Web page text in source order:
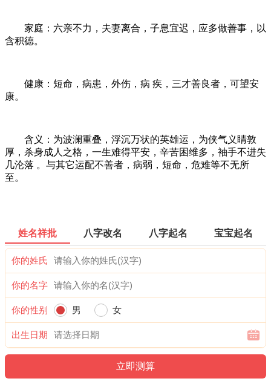
家庭：六亲不力，夫妻离合，子息宜迟，应多做善事，以
含积德。
健康：短命，病患，外伤，病 疾，三才善良者，可望安
康。
含义：为波澜重叠，浮沉万状的英雄运，为侠气义睛敦
厚，杀身成人之格，一生难得平安，辛苦困维多，袖手不进失
几沦落 。与其它运配不善者，病弱，短命，危难等不无所
至。
姓名祥批 八字改名 八字起名 宝宝起名
你的姓氏
你的名字
你的性别 男 女
出生日期